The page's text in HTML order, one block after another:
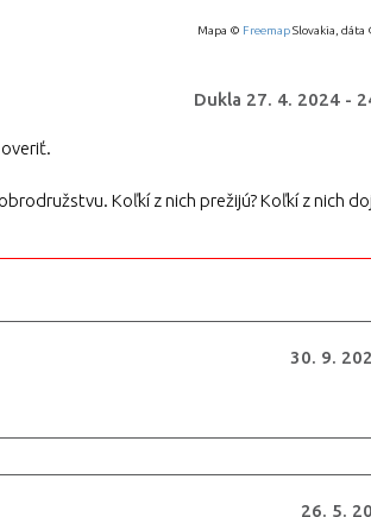
Mapa © FreemapSlovakia,
Dukla 27. 4. 2024 -
Koľkí z nich prežijú? Koľkí z nich
30. 9.
26. 5.